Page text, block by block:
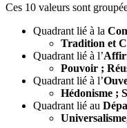
Ces 10 valeurs sont
Quadrant lié à la
Tradition et
Quadrant lié à l’
Pouvoir ;
Quadrant lié à l’
Hédonisme ;
Quadrant lié au